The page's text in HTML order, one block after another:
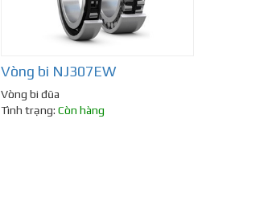
Vòng bi NJ307EW
Vòng bi đũa
Tình trạng: Còn hàng